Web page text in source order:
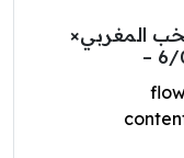
المغربي×